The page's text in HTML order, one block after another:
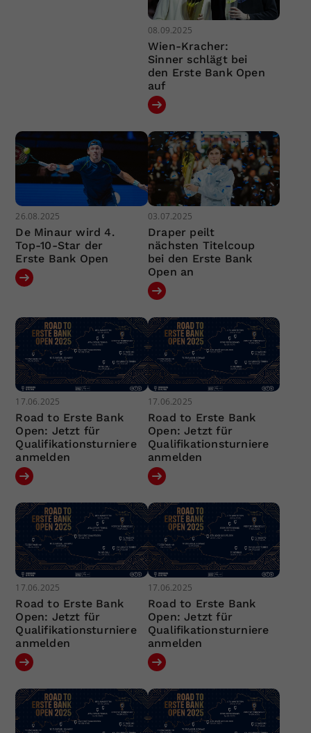
08.09.2025
Wien-Kracher:
Sinner schlägt bei
den Erste Bank Open
auf
26.08.2025
De Minaur wird 4.
Top-10-Star der
Erste Bank Open
03.07.2025
Draper peilt
nächsten Titelcoup
bei den Erste Bank
Open an
17.06.2025
Road to Erste Bank
Open: Jetzt für
Qualifikationsturniere
anmelden
17.06.2025
Road to Erste Bank
Open: Jetzt für
Qualifikationsturniere
anmelden
17.06.2025
Road to Erste Bank
Open: Jetzt für
Qualifikationsturniere
anmelden
17.06.2025
Road to Erste Bank
Open: Jetzt für
Qualifikationsturniere
anmelden